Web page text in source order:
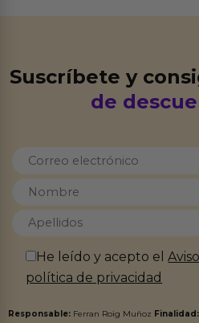
Suscríbete y
de
He leído y acepto el
política de privacidad
Responsable: Ferran Roig Muñoz Finalidad: